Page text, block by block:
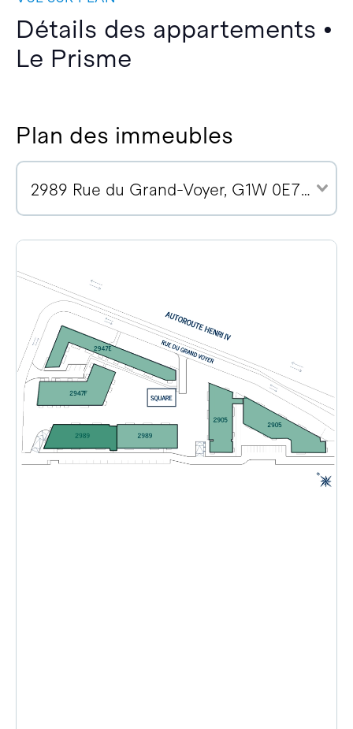
Détails des appartements •
Le Prisme
Plan des immeubles
2989 Rue du Grand-Voyer, G1W 0E7 (2)